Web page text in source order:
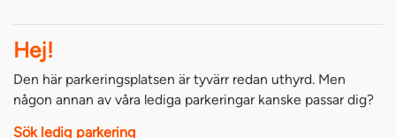
Hej!
Den här parkeringsplatsen är tyvärr redan uthyrd. Men
någon annan av våra lediga parkeringar kanske passar dig?
Sök ledig parkering